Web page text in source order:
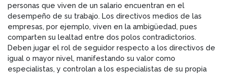
personas que viven de un salario encuentran en el
desempeño de su trabajo. Los directivos medios de las
empresas, por ejemplo, viven en la ambigüedad, pues
comparten su lealtad entre dos polos contradictorios.
Deben jugar el rol de seguidor respecto a los directivos de
igual o mayor nivel, manifestando su valor como
especialistas, y controlan a los especialistas de su propia